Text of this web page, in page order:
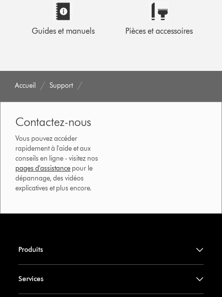
Guides et manuels Pièces et accessoires
Accueil Support
Contactez-nous
Vous pouvez accéder
rapidement à l'aide et aux
conseils en ligne - visitez nos
pages d'assistance pour le
dépannage, des vidéos
explicatives et plus encore.
Produits
Services